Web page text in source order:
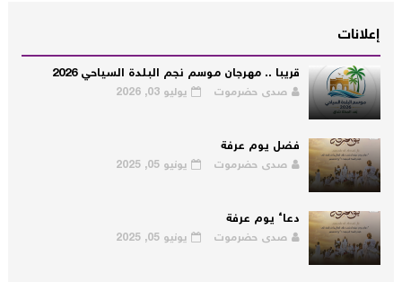
إعلانات
قريبا .. مهرجان موسم نجم البلدة السياحي 2026
صدى حضرموت يوليو 03, 2026
فضل يوم عرفة
صدى حضرموت يونيو 05, 2025
دعاء يوم عرفة
صدى حضرموت يونيو 05, 2025